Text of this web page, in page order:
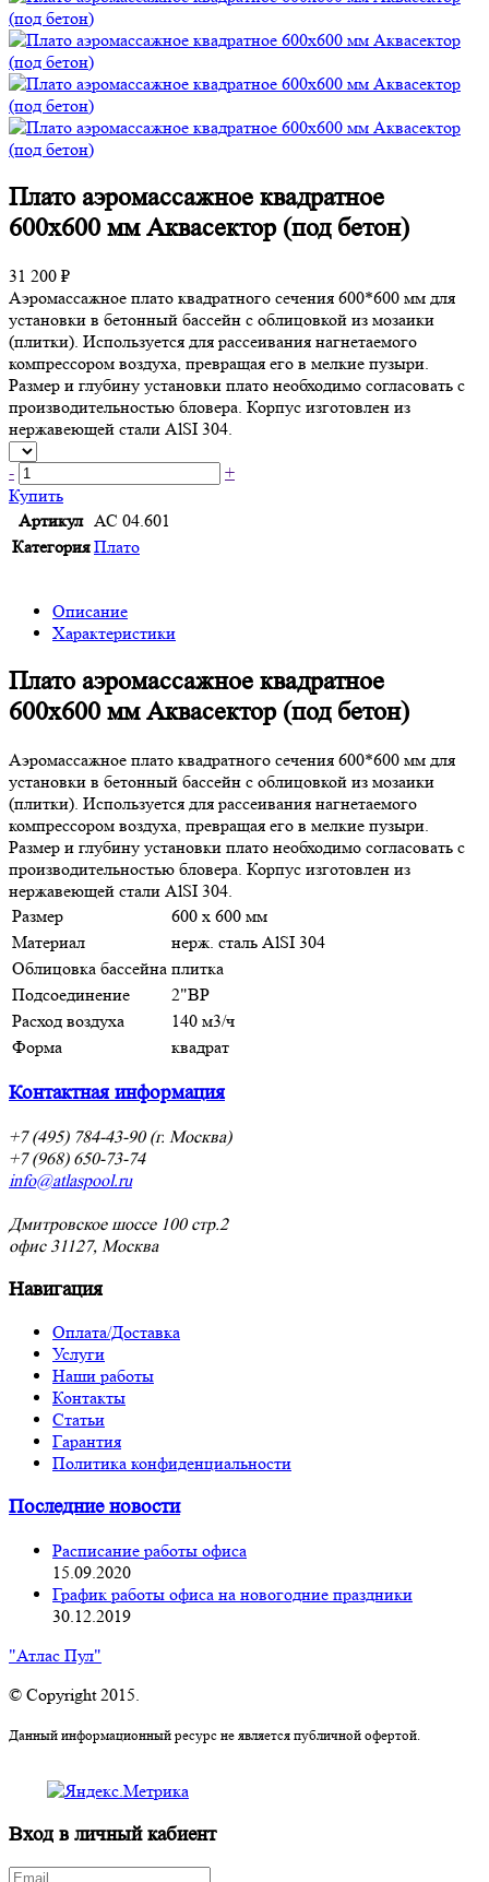
Плато аэромассажное квадратное
600х600 мм Аквасектор (под бетон)
31 200 ₽
Аэромассажное плато квадратного сечения 600*600 мм для
установки в бетонный бассейн с облицовкой из мозаики
(плитки). Используется для рассеивания нагнетаемого
компрессором воздуха, превращая его в мелкие пузыри.
Размер и глубину установки плато необходимо согласовать с
производительностью бловера. Корпус изготовлен из
нержавеющей стали AlSI 304.
-
+
Купить
Артикул АС 04.601
Категория Плато
Описание
Характеристики
Плато аэромассажное квадратное
600х600 мм Аквасектор (под бетон)
Аэромассажное плато квадратного сечения 600*600 мм для
установки в бетонный бассейн с облицовкой из мозаики
(плитки). Используется для рассеивания нагнетаемого
компрессором воздуха, превращая его в мелкие пузыри.
Размер и глубину установки плато необходимо согласовать с
производительностью бловера. Корпус изготовлен из
нержавеющей стали AlSI 304.
Размер
600 х 600 мм
Материал
нерж. cталь AlSI 304
Облицовка бассейна плитка
Подсоединение
2"ВР
Расход воздуха
140 м3/ч
Форма
квадрат
Контактная информация
+7 (495) 784-43-90 (г. Москва)
+7 (968) 650-73-74
info@atlaspool.ru
Дмитровское шоссе 100 стр.2
офис 31127, Москва
Навигация
Оплата/Доставка
Услуги
Наши работы
Контакты
Статьи
Гарантия
Политика конфиденциальности
Последние новости
Расписание работы офиса
15.09.2020
График работы офиса на новогодние праздники
30.12.2019
"Атлас Пул"
© Copyright 2015.
Данный информационный ресурс не является публичной офертой.
Вход в личный кабиент